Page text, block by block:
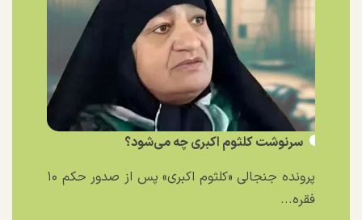
سرنوشت کلثوم اکبری چه می‌شود؟
پرونده جنجالی «کلثوم اکبری» پس از صدور حکم ۱۰
فقره...